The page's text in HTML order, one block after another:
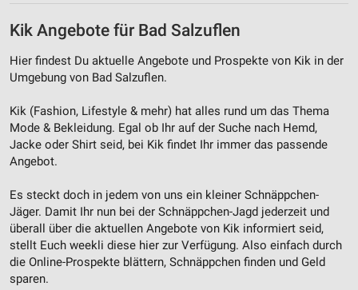
Kik Angebote für Bad Salzuflen
Hier findest Du aktuelle Angebote und Prospekte von Kik in der
Umgebung von Bad Salzuflen.
Kik (Fashion, Lifestyle & mehr‎) hat alles rund um das Thema
Mode & Bekleidung. Egal ob Ihr auf der Suche nach Hemd,
Jacke oder Shirt seid, bei Kik findet Ihr immer das passende
Angebot.
Es steckt doch in jedem von uns ein kleiner Schnäppchen-
Jäger. Damit Ihr nun bei der Schnäppchen-Jagd jederzeit und
überall über die aktuellen Angebote von Kik informiert seid,
stellt Euch weekli diese hier zur Verfügung. Also einfach durch
die Online-Prospekte blättern, Schnäppchen finden und Geld
sparen.
Verwendung genauer Standortdaten
Geräte anhand von aktiv angeforderten
Informationen identifizieren
Notwendig
Performance
Funktional
Werbung